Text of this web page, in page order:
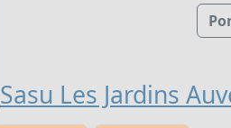
Sasu Les Jardins